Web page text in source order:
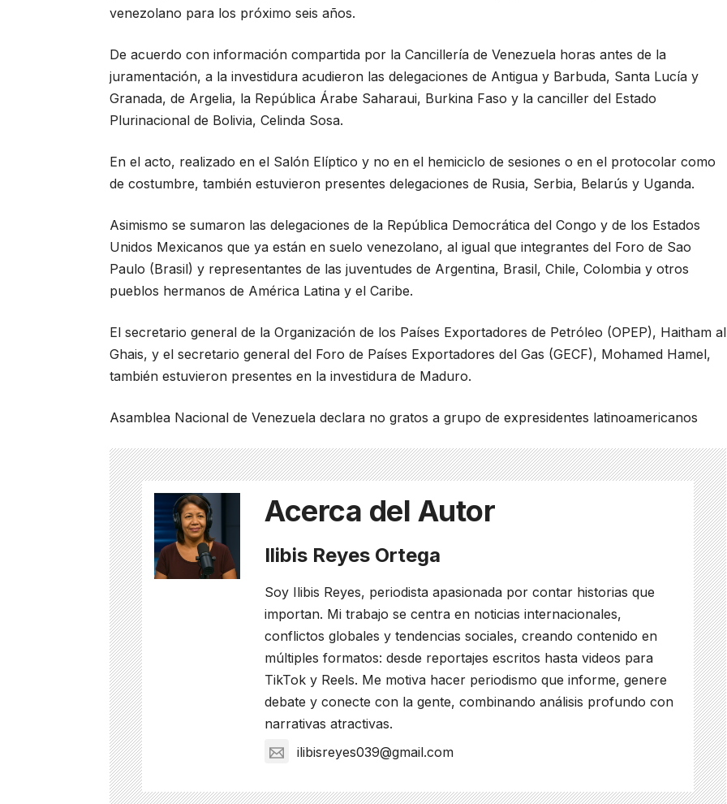
venezolano para los próximo seis años.
De acuerdo con información compartida por la Cancillería de Venezuela horas antes de la
juramentación, a la investidura acudieron las delegaciones de Antigua y Barbuda, Santa Lucía y
Granada, de Argelia, la República Árabe Saharaui, Burkina Faso y la canciller del Estado
Plurinacional de Bolivia, Celinda Sosa.
En el acto, realizado en el Salón Elíptico y no en el hemiciclo de sesiones o en el protocolar como
de costumbre, también estuvieron presentes delegaciones de Rusia, Serbia, Belarús y Uganda.
Asimismo se sumaron las delegaciones de la República Democrática del Congo y de los Estados
Unidos Mexicanos que ya están en suelo venezolano, al igual que integrantes del Foro de Sao
Paulo (Brasil) y representantes de las juventudes de Argentina, Brasil, Chile, Colombia y otros
pueblos hermanos de América Latina y el Caribe.
El secretario general de la Organización de los Países Exportadores de Petróleo (OPEP), Haitham al
Ghais, y el secretario general del Foro de Países Exportadores del Gas (GECF), Mohamed Hamel,
también estuvieron presentes en la investidura de Maduro.
Asamblea Nacional de Venezuela declara no gratos a grupo de expresidentes latinoamericanos
Acerca del Autor
Ilibis Reyes Ortega
Soy Ilibis Reyes, periodista apasionada por contar historias que
importan. Mi trabajo se centra en noticias internacionales,
conflictos globales y tendencias sociales, creando contenido en
múltiples formatos: desde reportajes escritos hasta videos para
TikTok y Reels. Me motiva hacer periodismo que informe, genere
debate y conecte con la gente, combinando análisis profundo con
narrativas atractivas.
ilibisreyes039@gmail.com